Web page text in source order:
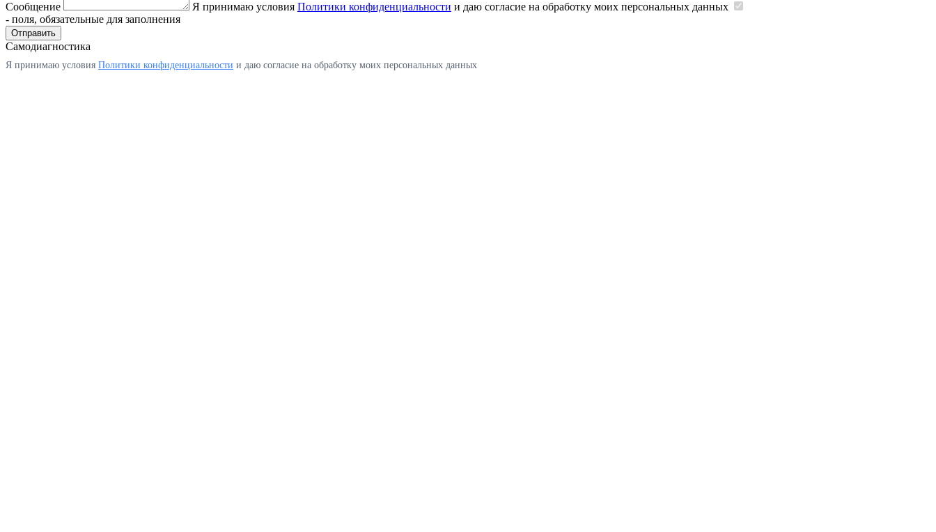
Сообщение Я принимаю условия Политики конфиденциальности и даю согласие на обработку моих персональных данных
- поля, обязательные для заполнения
Отправить
Самодиагностика
Я принимаю условия Политики конфиденциальности и даю согласие на обработку моих персональных данных